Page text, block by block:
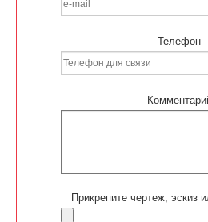
Телефон
Прикрепите чертеж, эскиз